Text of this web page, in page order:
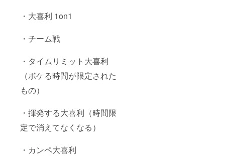
・大喜利 1on1
・チーム戦
・タイムリミット大喜利
（ボケる時間が限定された
もの）
・揮発する大喜利（時間限
定で消えてなくなる）
・カンペ大喜利